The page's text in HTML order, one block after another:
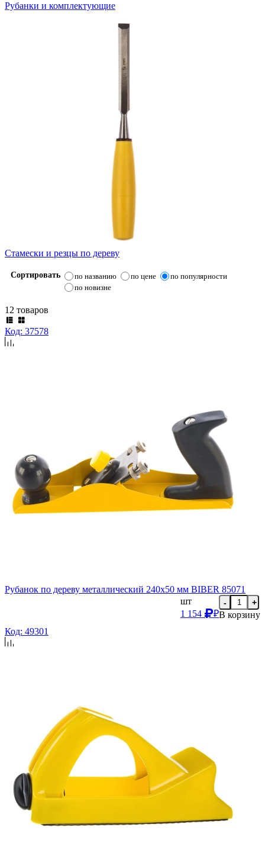
Рубанки и комплектующие
Стамески и резцы по дереву
Сортировать по названию по цене
по популярности
по новизне
12 товаров
Код: 37578
Рубанок по дереву металлический 240х50 мм BIBER 85071
шт
1 154
₽
- +
В корзину
Код: 49301